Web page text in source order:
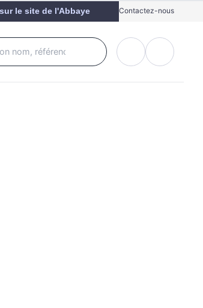
le site de l'Abbaye Contactez-nous